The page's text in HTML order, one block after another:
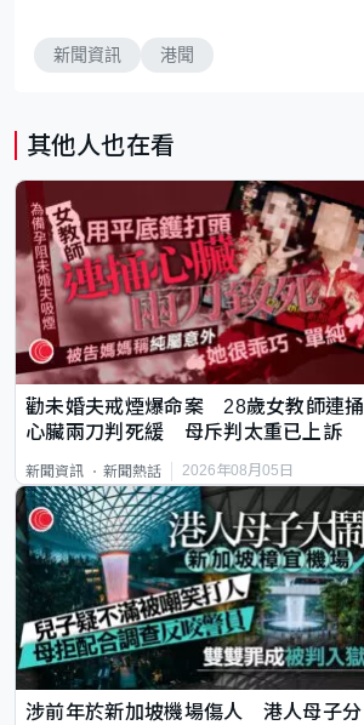
新聞資訊 港聞
其他人也在看
勸未婚夫戒煙爆命案 28歲女教師連捅
心臟兩刀判死緩 母斥判太重已上訴
新聞資訊 新聞熱話 2026年08月05日
涉前年於新加坡機場傷人 港人母子分